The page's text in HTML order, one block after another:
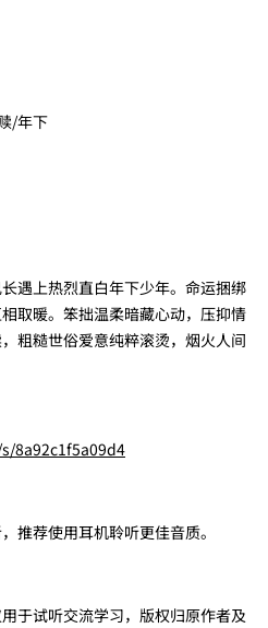
/年下
遇上热烈直白年下少年。命运捆绑
取暖。笨拙温柔暗藏心动，压抑情
粗糙世俗爱意纯粹滚烫，烟火人间
8a92c1f5a09d4
推荐使用耳机聆听更佳音质。
于试听交流学习，版权归原作者及